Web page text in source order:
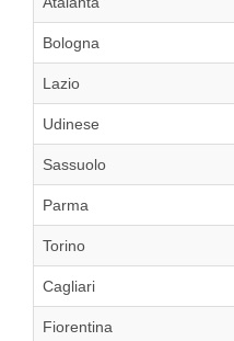
Bologna
Lazio
Udinese
Sassuolo
Parma
Torino
Cagliari
Fiorentina